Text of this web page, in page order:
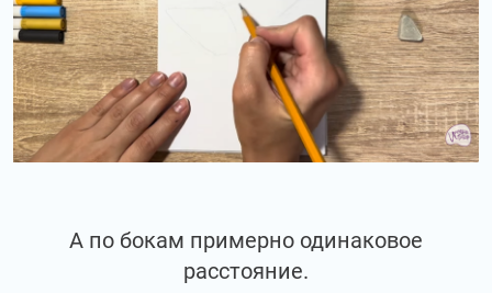
А по бокам примерно одинаковое
расстояние.